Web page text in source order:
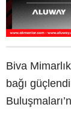
Biva
bağı